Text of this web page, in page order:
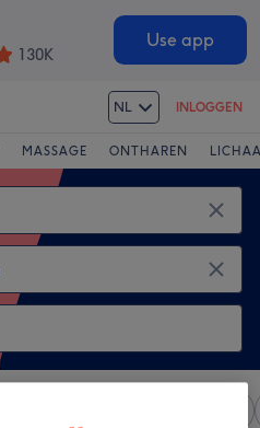
130K
Use app
NL INLOGGEN
MASSAGE ONTHAREN